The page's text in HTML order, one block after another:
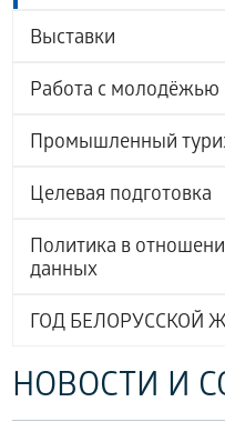
Выставки
Работа с молодёжью
Промышленный
Целевая подготовка
Политика в
данных
ГОД БЕЛОРУССКОЙ
НОВОСТИ И